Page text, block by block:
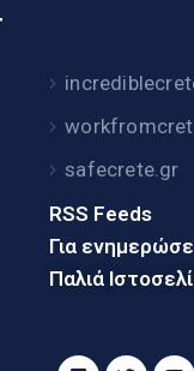
safecrete.gr
RSS Feeds
Για
Παλιά